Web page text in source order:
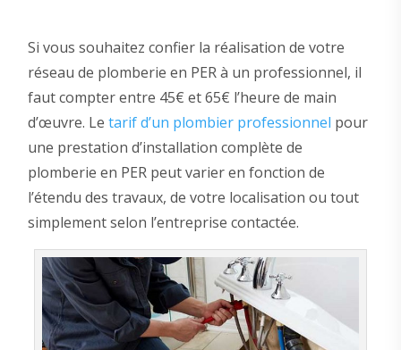
Si vous souhaitez confier la réalisation de votre
réseau de plomberie en PER à un professionnel, il
faut compter entre 45€ et 65€ l’heure de main
d’œuvre. Le tarif d’un plombier professionnel pour
une prestation d’installation complète de
plomberie en PER peut varier en fonction de
l’étendu des travaux, de votre localisation ou tout
simplement selon l’entreprise contactée.